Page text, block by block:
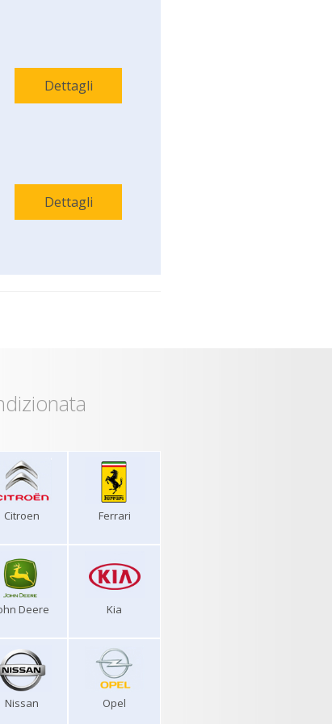
Dettagli
Dettagli
Citroen Ferrari
Deere Kia
Nissan Opel